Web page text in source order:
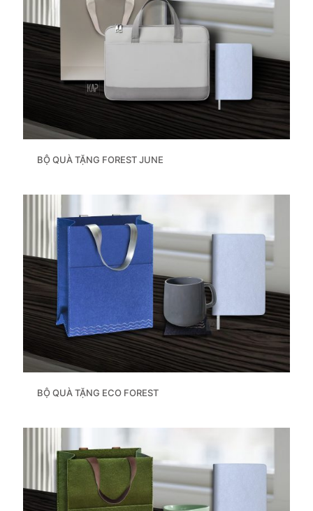
BỘ QUÀ TẶNG FOREST JUNE
BỘ QUÀ TẶNG ECO FOREST